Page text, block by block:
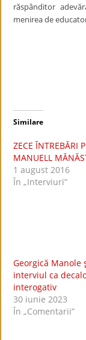
răspânditor
menirea de
Similare
ZECE ÎNTREBĂRI
MANUELL
1 august 2016
În „Interviuri”
Georgică Manole
interviul ca
interogativ
30 iunie 2023
În „Comentarii”